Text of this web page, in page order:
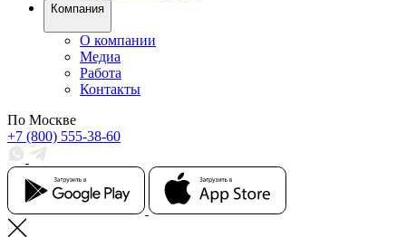
Компания
О компании
Медиа
Работа
Контакты
По Москве
+7 (800) 555-38-60